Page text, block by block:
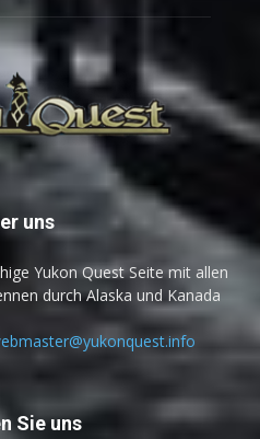
uns
Yukon Quest Seite mit allen
durch Alaska und Kanada
Sie uns